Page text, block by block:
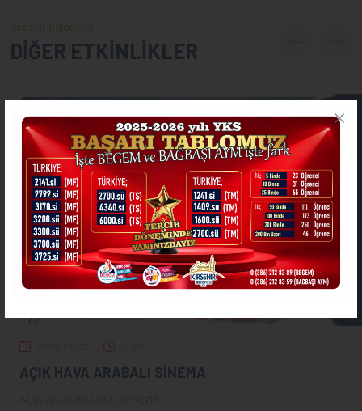
DİĞER ETKİNLİKLER
AÇIK HAVA ARABALI SİNEMA
ONLİNE İŞLEMLER